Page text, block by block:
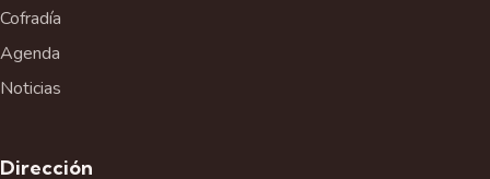
Cofradía
Agenda
Noticias
Dirección